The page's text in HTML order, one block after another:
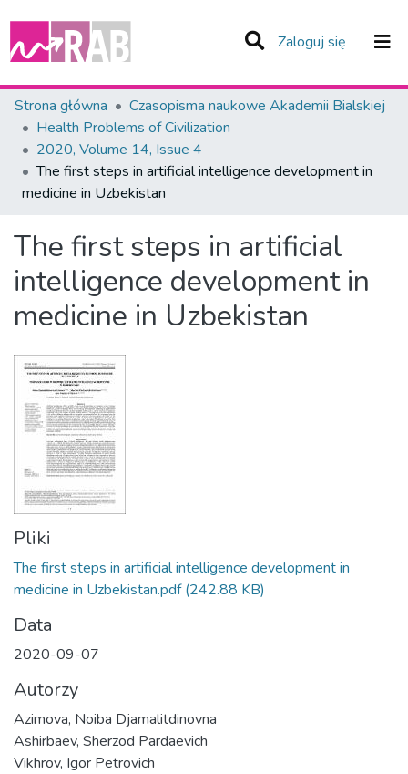
Zaloguj się (current)
Zespoły i Kolekcje
Statystyka
Całe Repozytorium
Strona główna
Czasopisma naukowe Akademii Bialskiej
Health Problems of Civilization
2020, Volume 14, Issue 4
The first steps in artificial intelligence development in
medicine in Uzbekistan
The first steps in artificial
intelligence development in
medicine in Uzbekistan
Pliki
The first steps in artificial intelligence development in
medicine in Uzbekistan.pdf (242.88 KB)
Data
2020-09-07
Autorzy
Azimova, Noiba Djamalitdinovna
Ashirbaev, Sherzod Pardaevich
Vikhrov, Igor Petrovich